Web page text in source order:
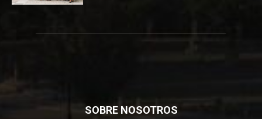
SOBRE NOSOTROS